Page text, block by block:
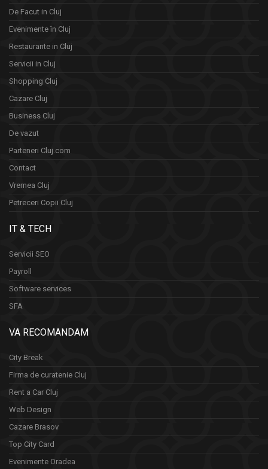
De Facut in Cluj
Evenimente în Cluj
Restaurante in Cluj
Servicii in Cluj
Shopping Cluj
Cazare Cluj
Business Cluj
De vazut
Parteneri Cluj.com
Contact
Vremea Cluj
Petreceri Copii Cluj
IT & TECH
Servicii SEO
Payroll
Software services
SFA
VA RECOMANDAM
City Break
Firma de curatenie Cluj
Rent a Car Cluj
Web Design
Cazare Brasov
Top City Card
Evenimente Oradea